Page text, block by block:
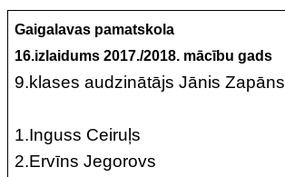
Gaigalavas pamatskola
16.izlaidums 2017./2018. mācību gads
9.klases audzinātājs Jānis Zapāns
1.Inguss Ceiruļs
2.Ervīns Jegorovs